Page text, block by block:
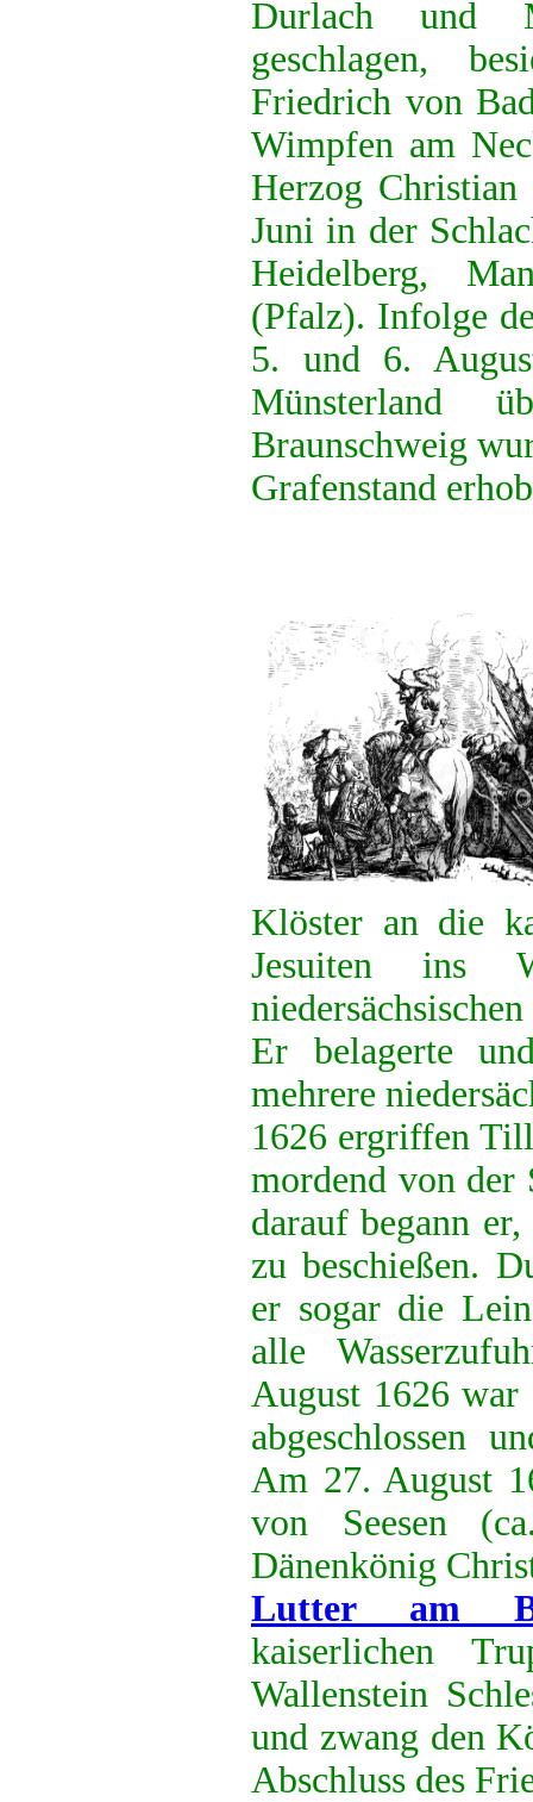
Durlach und
geschlagen,
Friedrich von
Wimpfen am
Herzog
Juni in der
Heidelberg,
(Pfalz). Infolge
5. und 6.
Münsterland
Braunschweig
Grafenstand
Klöster an die
Jesuiten ins
Er belagerte
mehrere
1626 ergriffen
mordend von der
darauf begann
zu beschießen.
er sogar die
alle
August 1626 war
abgeschlossen
Am 27. August
von Seesen
Dänenkönig
Lutter am
kaiserlichen
Wallenstein
und zwang den
Abschluss des